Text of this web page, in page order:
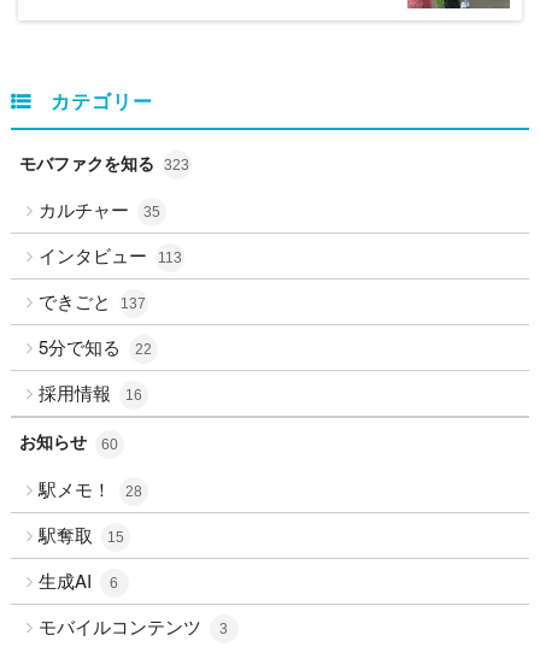
カテゴリー
モバファクを知る 323
カルチャー 35
インタビュー 113
できごと 137
5分で知る 22
採用情報 16
お知らせ 60
駅メモ！ 28
駅奪取 15
生成AI 6
モバイルコンテンツ 3